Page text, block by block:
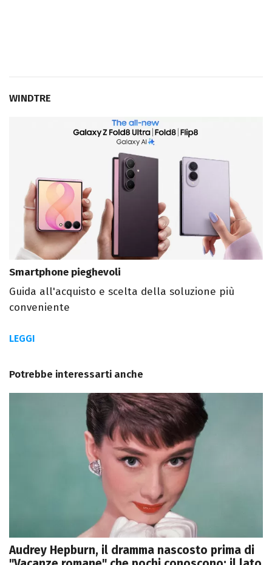
WINDTRE
Smartphone pieghevoli
Guida all'acquisto e scelta della soluzione più
conveniente
LEGGI
Potrebbe interessarti anche
Audrey Hepburn, il dramma nascosto prima di